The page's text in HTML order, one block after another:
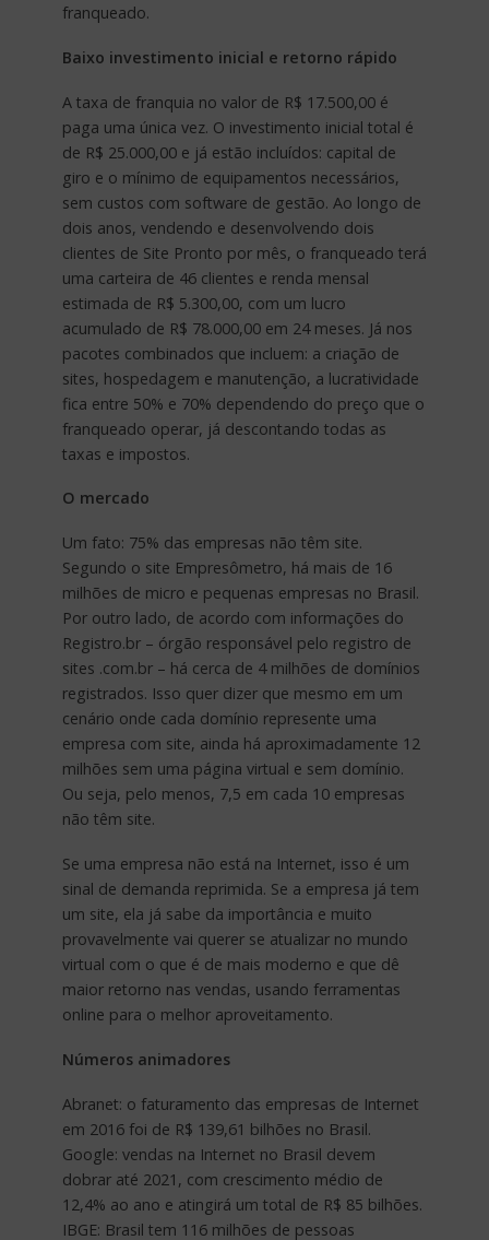
franqueado.
Baixo investimento inicial e retorno rápido
A taxa de franquia no valor de R$ 17.500,00 é
paga uma única vez. O investimento inicial total é
de R$ 25.000,00 e já estão incluídos: capital de
giro e o mínimo de equipamentos necessários,
sem custos com software de gestão. Ao longo de
dois anos, vendendo e desenvolvendo dois
clientes de Site Pronto por mês, o franqueado terá
uma carteira de 46 clientes e renda mensal
estimada de R$ 5.300,00, com um lucro
acumulado de R$ 78.000,00 em 24 meses. Já nos
pacotes combinados que incluem: a criação de
sites, hospedagem e manutenção, a lucratividade
fica entre 50% e 70% dependendo do preço que o
franqueado operar, já descontando todas as
taxas e impostos.
O mercado
Um fato: 75% das empresas não têm site.
Segundo o site Empresômetro, há mais de 16
milhões de micro e pequenas empresas no Brasil.
Por outro lado, de acordo com informações do
Registro.br – órgão responsável pelo registro de
sites .com.br – há cerca de 4 milhões de domínios
registrados. Isso quer dizer que mesmo em um
cenário onde cada domínio represente uma
empresa com site, ainda há aproximadamente 12
milhões sem uma página virtual e sem domínio.
Ou seja, pelo menos, 7,5 em cada 10 empresas
não têm site.
Se uma empresa não está na Internet, isso é um
sinal de demanda reprimida. Se a empresa já tem
um site, ela já sabe da importância e muito
provavelmente vai querer se atualizar no mundo
virtual com o que é de mais moderno e que dê
maior retorno nas vendas, usando ferramentas
online para o melhor aproveitamento.
Números animadores
Abranet: o faturamento das empresas de Internet
em 2016 foi de R$ 139,61 bilhões no Brasil.
Google: vendas na Internet no Brasil devem
dobrar até 2021, com crescimento médio de
12,4% ao ano e atingirá um total de R$ 85 bilhões.
IBGE: Brasil tem 116 milhões de pessoas